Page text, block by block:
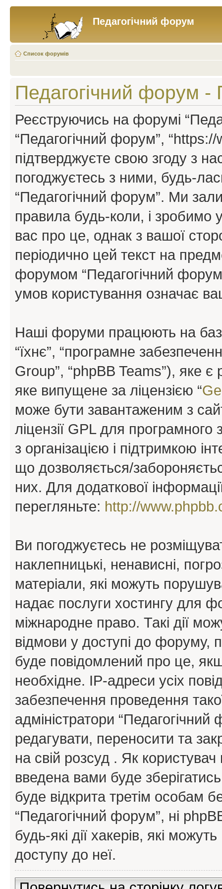
Педагогічний форум
Список форумів
Педагогічний форум
Реєструючись на форумі
“Педагогічний форум”,
підтверджуєте свою згоду з
погоджуєтесь з ними, будь-
“Педагогічний форум”. Ми
правила будь-коли, і
вас про це, однак з вашої
періодично цей текст на
форумом “Педагогічний
умов користування означає
Наші форуми працюють на
“їхнє”, “програмне
Group”, “phpBB Teams”), яке
яке випущене за ліцензією “
може бути завантаженим з
ліцензії GPL для
з організацією і підтримкою
що дозволяється/
них. Для додаткової
перегляньте: http://
Ви погоджуєтесь не
наклепницькі, ненависні,
матеріали, які можуть
надає послуги хостингу для
міжнародне право. Такі дії
відмови у доступі до форуму,
буде повідомлений про це,
необхідне. IP-адреси усіх
забезпечення проведення
адміністратори
редагувати, переносити та
на свій розсуд . Як
введена вами буде
буде відкрита третім особам
“Педагогічний форум”, ні
будь-які дії хакерів, які
доступу до неї.